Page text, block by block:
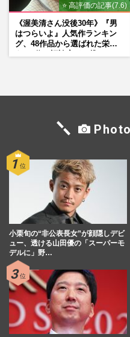
⭐ 高評価の記事(7.6)
《渥美清さん没後30年》『男
はつらいよ』人気作ランキン
グ、48作品から選ばれた栄え
小栗旬の“非公表長女”が顔隠しデビ
ュー、透ける山田優の「スーパーモ
デルに」野…